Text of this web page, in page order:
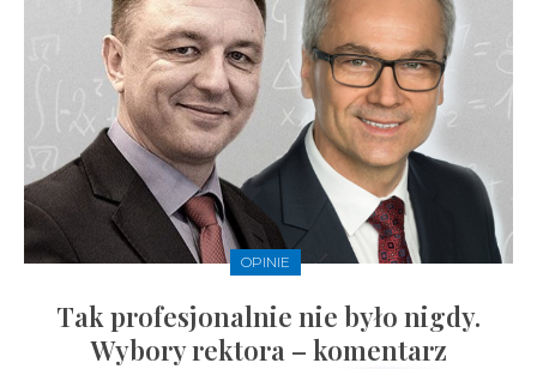
OPINIE
Tak profesjonalnie nie było nigdy.
Wybory rektora – komentarz